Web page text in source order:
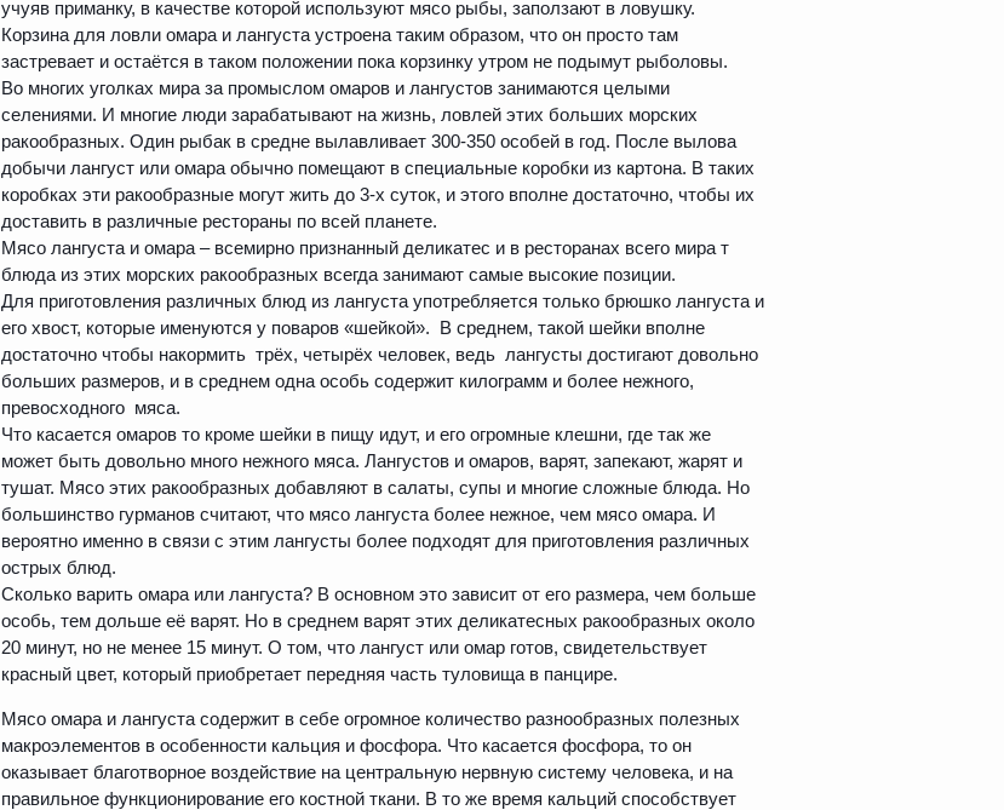
учуяв приманку, в качестве которой используют мясо рыбы, заползают в ловушку.
Корзина для ловли омара и лангуста устроена таким образом, что он просто там
застревает и остаётся в таком положении пока корзинку утром не подымут рыболовы.
Во многих уголках мира за промыслом омаров и лангустов занимаются целыми
селениями. И многие люди зарабатывают на жизнь, ловлей этих больших морских
ракообразных. Один рыбак в средне вылавливает 300-350 особей в год. После вылова
добычи лангуст или омара обычно помещают в специальные коробки из картона. В таких
коробках эти ракообразные могут жить до 3-х суток, и этого вполне достаточно, чтобы их
доставить в различные рестораны по всей планете.
Мясо лангуста и омара – всемирно признанный деликатес и в ресторанах всего мира т
блюда из этих морских ракообразных всегда занимают самые высокие позиции.
Для приготовления различных блюд из лангуста употребляется только брюшко лангуста и
его хвост, которые именуются у поваров «шейкой». В среднем, такой шейки вполне
достаточно чтобы накормить трёх, четырёх человек, ведь лангусты достигают довольно
больших размеров, и в среднем одна особь содержит килограмм и более нежного,
превосходного мяса.
Что касается омаров то кроме шейки в пищу идут, и его огромные клешни, где так же
может быть довольно много нежного мяса. Лангустов и омаров, варят, запекают, жарят и
тушат. Мясо этих ракообразных добавляют в салаты, супы и многие сложные блюда. Но
большинство гурманов считают, что мясо лангуста более нежное, чем мясо омара. И
вероятно именно в связи с этим лангусты более подходят для приготовления различных
острых блюд.
Сколько варить омара или лангуста? В основном это зависит от его размера, чем больше
особь, тем дольше её варят. Но в среднем варят этих деликатесных ракообразных около
20 минут, но не менее 15 минут. О том, что лангуст или омар готов, свидетельствует
красный цвет, который приобретает передняя часть туловища в панцире.
Мясо омара и лангуста содержит в себе огромное количество разнообразных полезных
макроэлементов в особенности кальция и фосфора. Что касается фосфора, то он
оказывает благотворное воздействие на центральную нервную систему человека, и на
правильное функционирование его костной ткани. В то же время кальций способствует